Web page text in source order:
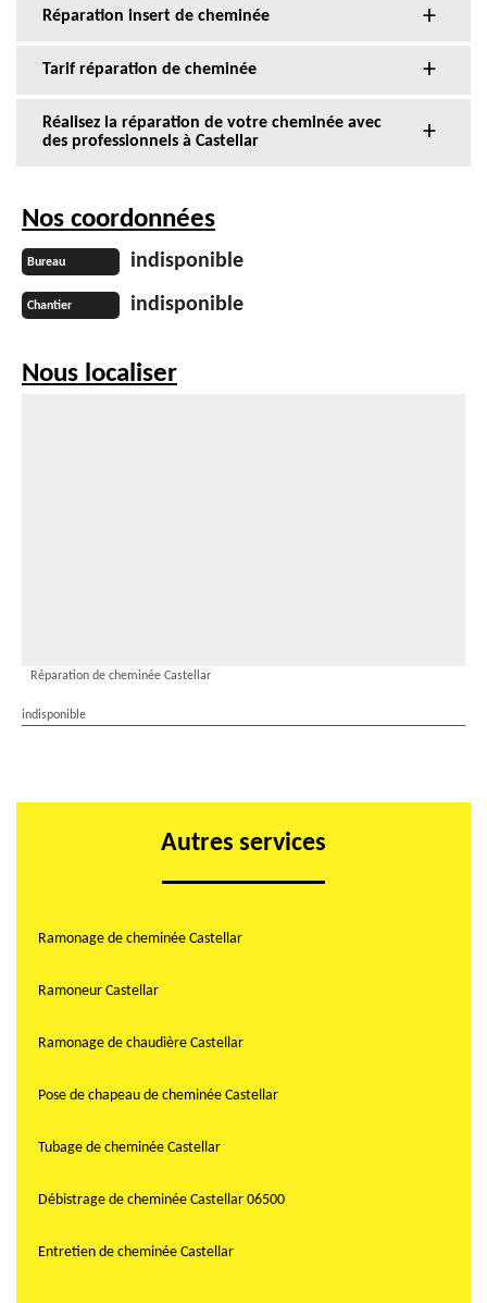
Réparation insert de cheminée
Tarif réparation de cheminée
Réalisez la réparation de votre cheminée avec
des professionnels à Castellar
Nos coordonnées
Bureau indisponible
Chantier indisponible
Nous localiser
Réparation de cheminée Castellar
indisponible
Autres services
Ramonage de cheminée Castellar
Ramoneur Castellar
Ramonage de chaudière Castellar
Pose de chapeau de cheminée Castellar
Tubage de cheminée Castellar
Débistrage de cheminée Castellar 06500
Entretien de cheminée Castellar